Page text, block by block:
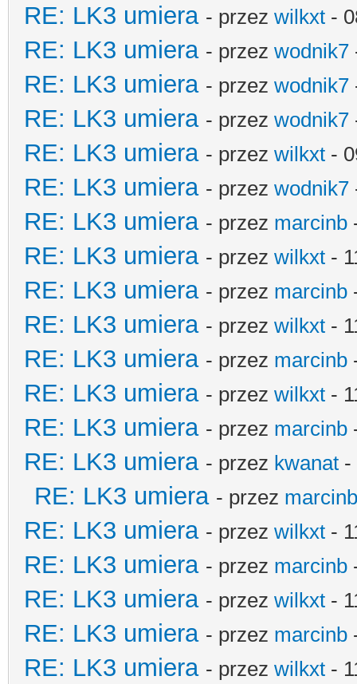
RE: LK3 umiera - przez wilkxt -
RE: LK3 umiera - przez wodnik7
RE: LK3 umiera - przez wodnik7
RE: LK3 umiera - przez wodnik7
RE: LK3 umiera - przez wilkxt -
RE: LK3 umiera - przez wodnik7
RE: LK3 umiera - przez marcinb
RE: LK3 umiera - przez wilkxt -
RE: LK3 umiera - przez marcinb
RE: LK3 umiera - przez wilkxt -
RE: LK3 umiera - przez marcinb
RE: LK3 umiera - przez wilkxt -
RE: LK3 umiera - przez marcinb
RE: LK3 umiera - przez kwanat -
RE: LK3 umiera - przez marcinb
RE: LK3 umiera - przez wilkxt -
RE: LK3 umiera - przez marcinb
RE: LK3 umiera - przez wilkxt -
RE: LK3 umiera - przez marcinb
RE: LK3 umiera - przez wilkxt -